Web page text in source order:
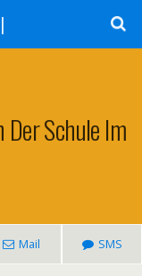
Der Schule Im
Mail SMS